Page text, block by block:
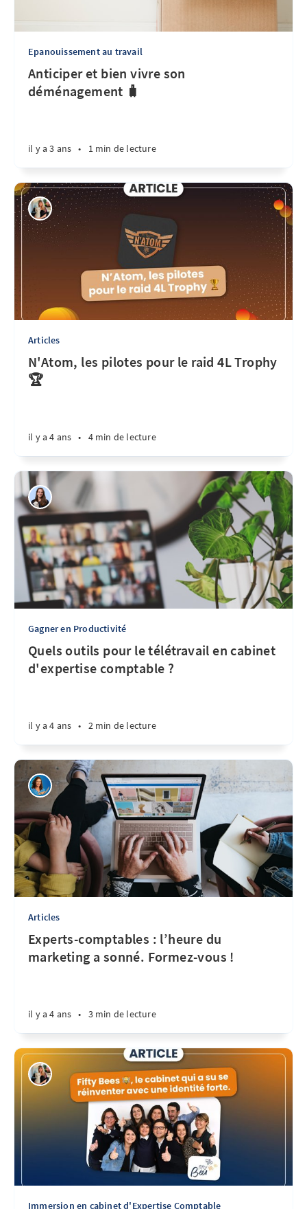
Epanouissement au travail
Anticiper et bien vivre son
déménagement 🧳
il y a 3 ans • 1 min de lecture
Articles
N'Atom, les pilotes pour le raid 4L Trophy
🏆
il y a 4 ans • 4 min de lecture
Gagner en Productivité
Quels outils pour le télétravail en cabinet
d'expertise comptable ?
il y a 4 ans • 2 min de lecture
Articles
Experts-comptables : l’heure du
marketing a sonné. Formez-vous !
il y a 4 ans • 3 min de lecture
Immersion en cabinet d'Expertise Comptable